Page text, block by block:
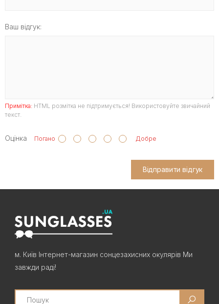
Ваш відгук:
Примітка: HTML розмітка не підтримується! Використовуйте звичайний
текст.
Оцінка Погано Добре
Відправити відгук
м. Київ Інтернет-магазин сонцезахисних окулярів Ми
завжди раді!
Search